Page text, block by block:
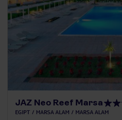
JAZ Neo Reef Marsa
EGIPT MARSA ALAM MARSA ALAM